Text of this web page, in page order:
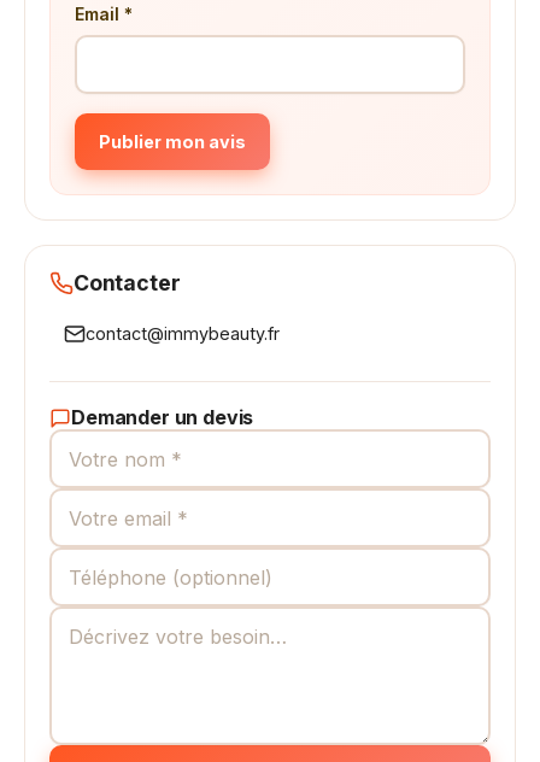
Email *
Publier mon avis
Contacter
contact@immybeauty.fr
Demander un devis